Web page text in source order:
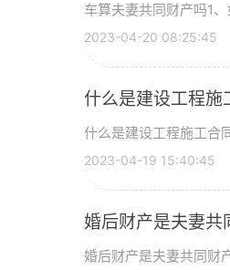
车算夫妻共同财产吗1
2023-04-20 08:25:45
什么是建设工程施
什么是建设工程施工合
2023-04-19 15:40:45
婚后财产是夫妻共
婚后财产是夫妻共同财